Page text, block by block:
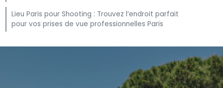
Lieu Paris pour Shooting : Trouvez l’endroit parfait
pour vos prises de vue professionnelles Paris